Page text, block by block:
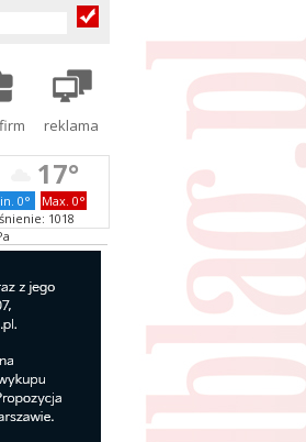
reklama
17°
0°
Max. 0°
1018